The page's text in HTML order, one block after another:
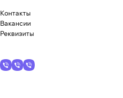
Контакты
Вакансии
Реквизиты